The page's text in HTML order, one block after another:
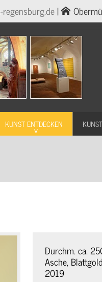
|
KUNST ENTDECKEN
Durchm. ca.
Asche, Blattgold
2019